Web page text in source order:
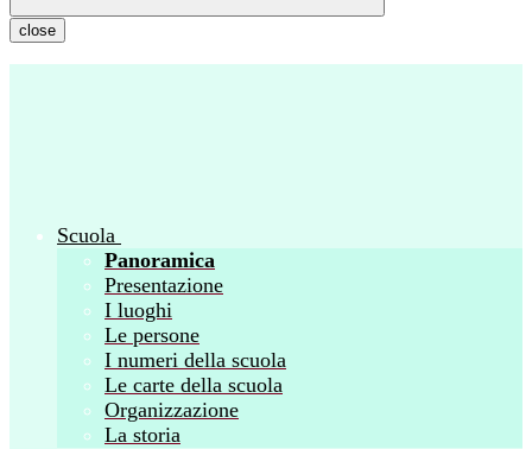
close
Scuola
Panoramica
Presentazione
I luoghi
Le persone
I numeri della scuola
Le carte della scuola
Organizzazione
La storia